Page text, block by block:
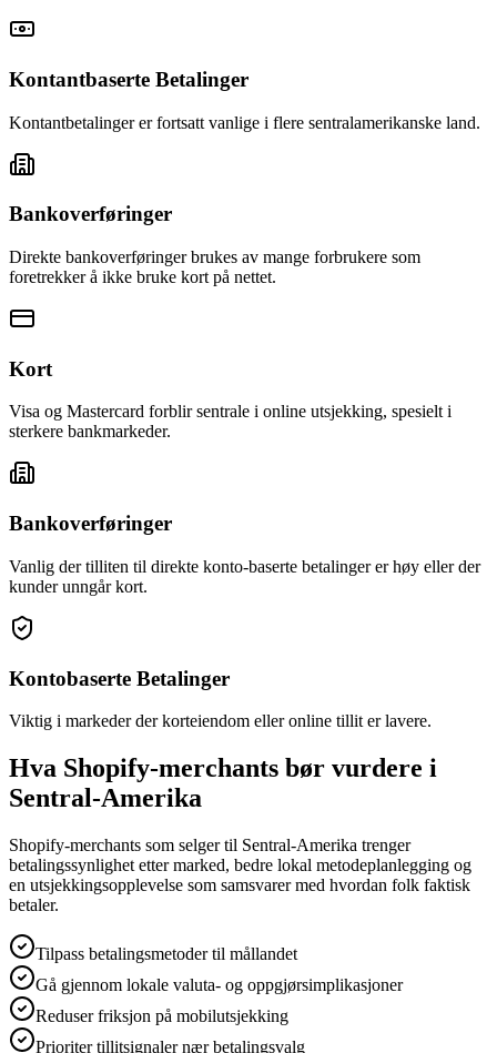
Kontantbaserte Betalinger
Kontantbetalinger er fortsatt vanlige i flere sentralamerikanske land.
Bankoverføringer
Direkte bankoverføringer brukes av mange forbrukere som
foretrekker å ikke bruke kort på nettet.
Kort
Visa og Mastercard forblir sentrale i online utsjekking, spesielt i
sterkere bankmarkeder.
Bankoverføringer
Vanlig der tilliten til direkte konto-baserte betalinger er høy eller der
kunder unngår kort.
Kontobaserte Betalinger
Viktig i markeder der korteiendom eller online tillit er lavere.
Hva Shopify-merchants bør vurdere i
Sentral-Amerika
Shopify-merchants som selger til Sentral-Amerika trenger
betalingssynlighet etter marked, bedre lokal metodeplanlegging og
en utsjekkingsopplevelse som samsvarer med hvordan folk faktisk
betaler.
Tilpass betalingsmetoder til mållandet
Gå gjennom lokale valuta- og oppgjørsimplikasjoner
Reduser friksjon på mobilutsjekking
Prioriter tillitsignaler nær betalingsvalg